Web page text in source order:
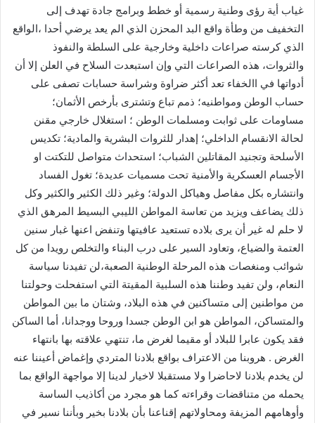
غياب أية رؤى وطنية رسمية أو خطط وبرامج جادة تهدف إلى
التخفيف من وطأة واقع البد المحزن الذي الم يعد يرضي أحدا ،الواقع
الذي كرسته صراعات داخلية وخارجية على السلطة والنفوذ
والثروات، هذه الصراعات التي وإن استبعدت السلاح في العلن إلا أن
أدواتها في االخفاء تعد أكثر ضراوة وشراسة حسابات تصفى على
حساب الوطن ومواطنيه؛ ذمم تباع وتشترى بأرخص الأثمان؛
مساومات على ثوابت ومسلمات الوطن ؛ استغلال خارجي مقنن
لحالة الانقسام الداخلي؛ إهدار للثروات البشرية والمادية؛ تكديس
الأسلحة وتجنيد المقاتلين الشباب؛ استحداث متواصل للتكتت او
الأجسام العسكرية والأمنية تحت مسميات عديدة؛ تغول الفساد
وانتشاره بكل مفاصل وهياكل الدولة؛ وغير ذلك الكثير والكثير وكل
ذلك يضاعف ويزيد من تعاسة المواطن الليبي البسيط المرهق الذي
لا حلم له غير أن يرى بلاده تستعيد عافيتها وتنفض اعنها غبار سنين
العتمة والضياع، وتعاود السير على درب البناء والتخلص رويدا من كل
شوائب ومنغصات هذه المرحلة الوطنية الصعبة،لن تفيدنا سياسة
النعام، ولن تفيد وطننا هذه السلبية المقيتة التي استفحلت وحولتنا
من مواطنين إلى متساكنين في هذه البلاد، وشتان ما بين المواطن
والمتساكن، المواطن هو ابن الوطن جسدا وروحا ووجدانا، أما الساكن
فقد يكون عابرا للبلاد أو مقيما لغرض ما، تنتهي علاقته بها بانتهاء
الغرض . هروبنا من الاعتراف بواقع بلادنا المتردي وإغماض أعيننا عنه
لن يخدم بلادنا لاحاضرا ولا مستقبلا لاخيار لدينا إلا مواجهة الواقع بما
يحمله من متناقضات وقراءته كما هو مجرد من أكاذيب الساسة
وأوهامهم المزيفة ومحاولاتهم إقناعنا بأن بلادنا بخير وبأننا نسير في